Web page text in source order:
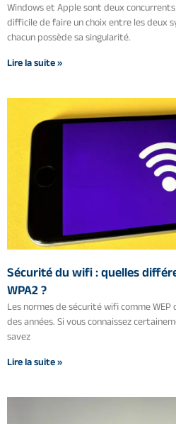
Windows et Apple sont deux
difficile de faire un choix entre les deux
chacun possède sa singularité.
Lire la suite »
Sécurité du wifi : quelles
WPA2 ?
Les normes de sécurité wifi comme WEP
des années. Si vous connaissez
savez
Lire la suite »